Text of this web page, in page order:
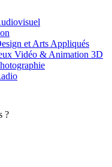
et Arts Appliqués
Vidéo & Animation 3D
?